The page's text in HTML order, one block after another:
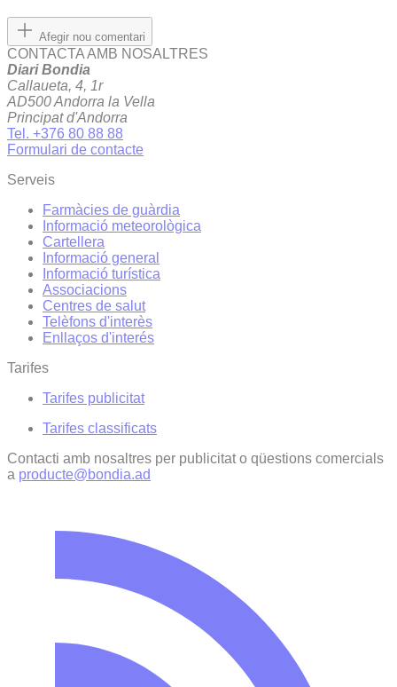
Afegir nou comentari
CONTACTA AMB NOSALTRES
Diari Bondia
Callaueta, 4, 1r
AD500 Andorra la Vella
Principat d'Andorra
Tel. +376 80 88 88
Formulari de contacte
Serveis
Farmàcies de guàrdia
Informació meteorològica
Cartellera
Informació general
Informació turística
Associacions
Centres de salut
Telèfons d'interès
Enllaços d'interés
Tarifes
Tarifes publicitat
Tarifes classificats
Contacti amb nosaltres per publicitat o qüestions comercials
a producte@bondia.ad